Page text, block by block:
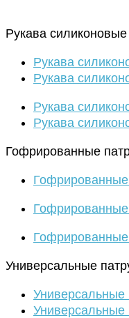
Рукава силиконовые
Рукава
Рукава
Рукава
Рукава
Гофрированные
Гофрированные
Гофрированные
Гофрированные
Универсальные
Универсальные